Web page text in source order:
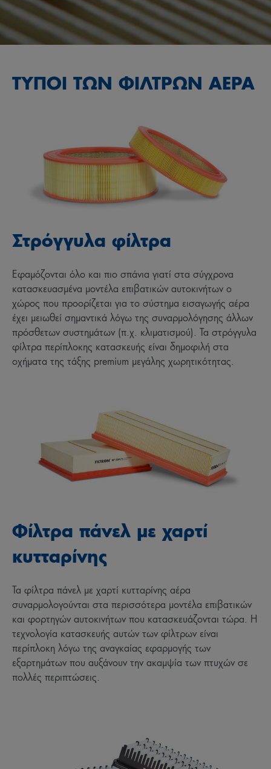
ΤΥΠΟΙ ΤΩΝ ΦΙΛΤΡΩΝ ΑΕΡΑ
Στρόγγυλα φίλτρα
Εφαμόζονται όλο και πιο σπάνια γιατί στα σύγχρονα
κατασκευασμένα μοντέλα επιβατικών αυτοκινήτων ο
χώρος που προορίζεται για το σύστημα εισαγωγής αέρα
έχει μειωθεί σημαντικά λόγω της συναρμολόγησης άλλων
πρόσθετων συστημάτων (π.χ. κλιματισμού). Τα στρόγγυλα
φίλτρα περίπλοκης κατασκευής είναι δημοφιλή στα
οχήματα της τάξης premium μεγάλης χωρητικότητας.
Φίλτρα πάνελ με χαρτί
κυτταρίνης
Τα φίλτρα πάνελ με χαρτί κυτταρίνης αέρα
συναρμολογούνται στα περισσότερα μοντέλα επιβατικών
και φορτηγών αυτοκινήτων που κατασκευάζονται τώρα. Η
τεχνολογία κατασκευής αυτών των φίλτρων είναι
περίπλοκη λόγω της αναγκαίας εφαρμογής των
εξαρτημάτων που αυξάνουν την ακαμψία των πτυχών σε
πολλές περιπτώσεις.